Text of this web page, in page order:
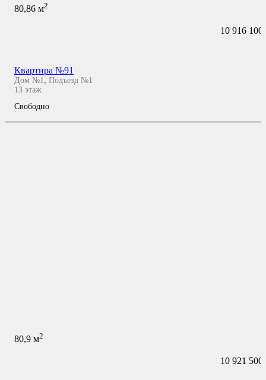
80,86 м2
10 916 100
Квартира №91
Дом №1, Подъезд №1
13 этаж
Свободно
80,9 м2
10 921 500